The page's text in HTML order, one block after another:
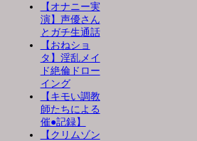
【オナニー実
演】声優さん
とガチ生通話
【おねショ
タ】淫乱メイ
ド絶倫ドロー
イング
【キモい調教
師たちによる
催●記録】
【クリムゾン